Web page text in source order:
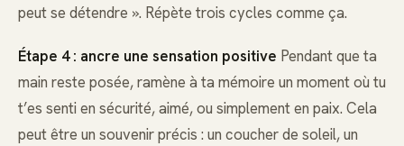
peut se détendre ». Répète trois cycles comme ça.
Étape 4 : ancre une sensation positive Pendant que ta
main reste posée, ramène à ta mémoire un moment où tu
t’es senti en sécurité, aimé, ou simplement en paix. Cela
peut être un souvenir précis : un coucher de soleil, un